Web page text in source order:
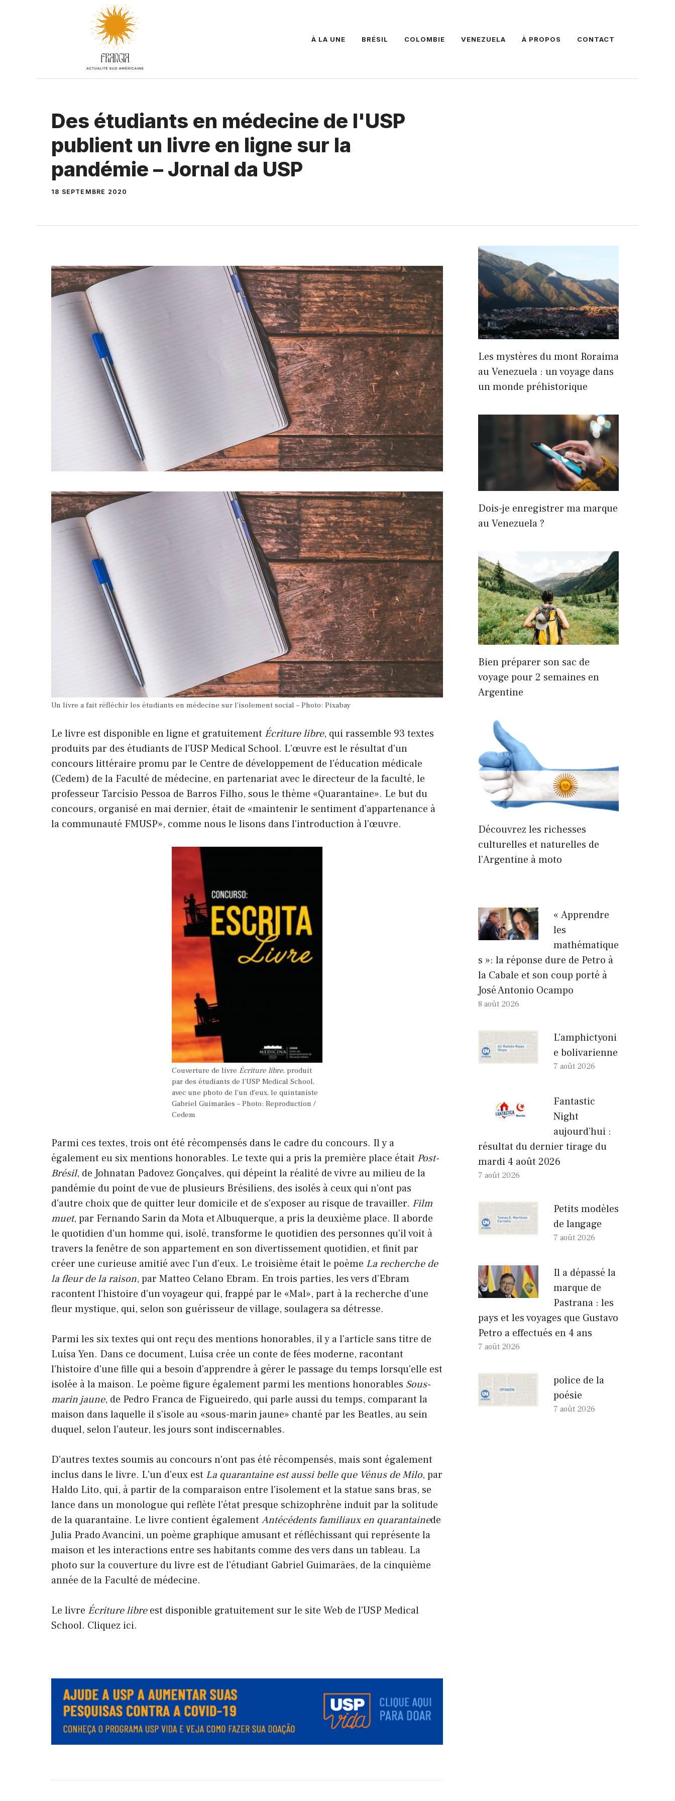
À LA UNE BRÉSIL COLOMBIE VENEZUELA À PROPOS CONTACT
Des étudiants en médecine de l'USP
publient un livre en ligne sur la
pandémie – Jornal da USP
18 SEPTEMBRE 2020
Un livre a fait réfléchir les étudiants en médecine sur l'isolement social – Photo: Pixabay
Le livre est disponible en ligne et gratuitement Écriture libre, qui rassemble 93 textes
produits par des étudiants de l'USP Medical School. L'œuvre est le résultat d'un
concours littéraire promu par le Centre de développement de l'éducation médicale
(Cedem) de la Faculté de médecine, en partenariat avec le directeur de la faculté, le
professeur Tarcísio Pessoa de Barros Filho, sous le thème «Quarantaine». Le but du
concours, organisé en mai dernier, était de «maintenir le sentiment d'appartenance à
la communauté FMUSP», comme nous le lisons dans l'introduction à l'œuvre.
Couverture de livre Écriture libre, produit
par des étudiants de l'USP Medical School,
avec une photo de l'un d'eux, le quintaniste
Gabriel Guimarães – Photo: Reproduction /
Cedem
Parmi ces textes, trois ont été récompensés dans le cadre du concours. Il y a
également eu six mentions honorables. Le texte qui a pris la première place était Post-
Brésil, de Johnatan Padovez Gonçalves, qui dépeint la réalité de vivre au milieu de la
pandémie du point de vue de plusieurs Brésiliens, des isolés à ceux qui n'ont pas
d'autre choix que de quitter leur domicile et de s'exposer au risque de travailler. Film
muet, par Fernando Sarin da Mota et Albuquerque, a pris la deuxième place. Il aborde
le quotidien d'un homme qui, isolé, transforme le quotidien des personnes qu'il voit à
travers la fenêtre de son appartement en son divertissement quotidien, et finit par
créer une curieuse amitié avec l'un d'eux. Le troisième était le poème La recherche de
la fleur de la raison, par Matteo Celano Ebram. En trois parties, les vers d'Ebram
racontent l'histoire d'un voyageur qui, frappé par le «Mal», part à la recherche d'une
fleur mystique, qui, selon son guérisseur de village, soulagera sa détresse.
Parmi les six textes qui ont reçu des mentions honorables, il y a l'article sans titre de
Luísa Yen. Dans ce document, Luísa crée un conte de fées moderne, racontant
l'histoire d'une fille qui a besoin d'apprendre à gérer le passage du temps lorsqu'elle est
isolée à la maison. Le poème figure également parmi les mentions honorables Sous-
marin jaune, de Pedro Franca de Figueiredo, qui parle aussi du temps, comparant la
maison dans laquelle il s'isole au «sous-marin jaune» chanté par les Beatles, au sein
duquel, selon l'auteur, les jours sont indiscernables.
D'autres textes soumis au concours n'ont pas été récompensés, mais sont également
inclus dans le livre. L'un d'eux est La quarantaine est aussi belle que Vénus de Milo, par
Haldo Lito, qui, à partir de la comparaison entre l'isolement et la statue sans bras, se
lance dans un monologue qui reflète l'état presque schizophrène induit par la solitude
de la quarantaine. Le livre contient également Antécédents familiaux en quarantainede
Julia Prado Avancini, un poème graphique amusant et réfléchissant qui représente la
maison et les interactions entre ses habitants comme des vers dans un tableau. La
photo sur la couverture du livre est de l'étudiant Gabriel Guimarães, de la cinquième
année de la Faculté de médecine.
Le livre Écriture libreest disponible gratuitement sur le site Web de l'USP Medical
School. Cliquez ici.
Les mystères du mont Roraima
au Venezuela : un voyage dans
un monde préhistorique
Dois-je enregistrer ma marque
au Venezuela ?
Bien préparer son sac de
voyage pour 2 semaines en
Argentine
Découvrez les richesses
culturelles et naturelles de
l’Argentine à moto
« Apprendre
les
mathématique
s »: la réponse dure de Petro à
la Cabale et son coup porté à
José Antonio Ocampo
8 août 2026
L’amphictyoni
e bolivarienne
7 août 2026
Fantastic
Night
aujourd’hui :
résultat du dernier tirage du
mardi 4 août 2026
7 août 2026
Petits modèles
de langage
7 août 2026
Il a dépassé la
marque de
Pastrana : les
pays et les voyages que Gustavo
Petro a effectués en 4 ans
7 août 2026
police de la
poésie
7 août 2026